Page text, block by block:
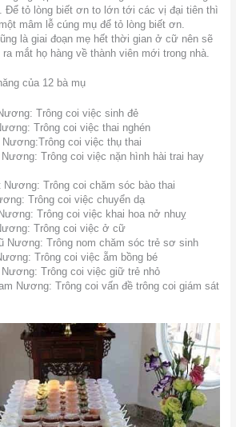
Để tỏ lòng biết ơn to lớn tới các vị đại tiên thì
mâm lễ cúng mụ để tỏ lòng biết ơn.
là giai đoạn mẹ hết thời gian ở cữ nên sẽ
ra mắt họ hàng về thành viên mới trong nhà.
của 12 bà mụ
Trông coi việc sinh đẻ
Trông coi việc thai nghén
Nương:Trông coi việc thụ thai
Trông coi việc nặn hình hài trai hay
Nương: Trông coi chăm sóc bào thai
Trông coi việc chuyển dạ
Trông coi việc khai hoa nở nhuỵ
Trông coi việc ở cữ
Nương: Trông nom chăm sóc trẻ sơ sinh
Trông coi việc ẵm bồng bé
Nương: Trông coi việc giữ trẻ nhỏ
Nương: Trông coi vấn đề trông coi giám sát